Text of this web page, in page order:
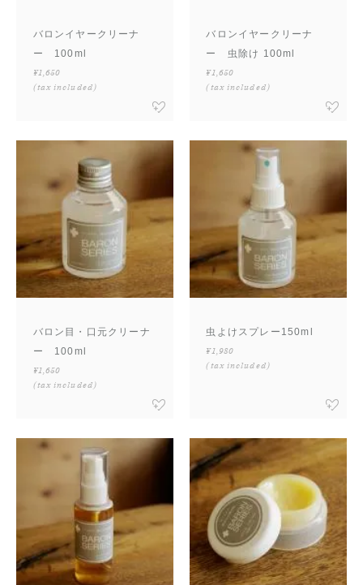
バロンイヤークリーナ
ー 100ml
¥1,650
(tax included)
バロンイヤークリーナ
ー 虫除け 100ml
¥1,650
(tax included)
バロン目・口元クリーナ
ー 100ml
¥1,650
(tax included)
虫よけスプレー150ml
¥1,980
(tax included)